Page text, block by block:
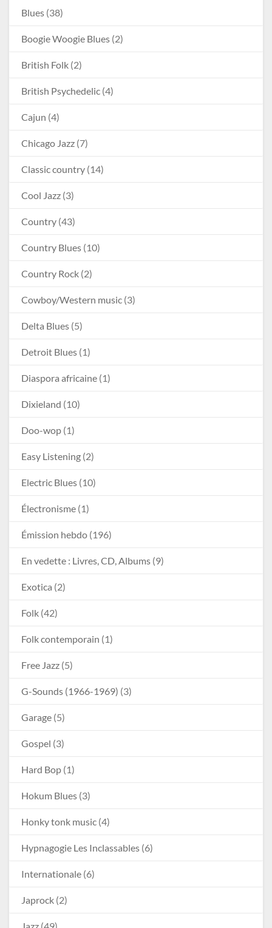
Blues (38)
Boogie Woogie Blues (2)
British Folk (2)
British Psychedelic (4)
Cajun (4)
Chicago Jazz (7)
Classic country (14)
Cool Jazz (3)
Country (43)
Country Blues (10)
Country Rock (2)
Cowboy/Western music (3)
Delta Blues (5)
Detroit Blues (1)
Diaspora africaine (1)
Dixieland (10)
Doo-wop (1)
Easy Listening (2)
Electric Blues (10)
Électronisme (1)
Émission hebdo (196)
En vedette : Livres, CD, Albums (9)
Exotica (2)
Folk (42)
Folk contemporain (1)
Free Jazz (5)
G-Sounds (1966-1969) (3)
Garage (5)
Gospel (3)
Hard Bop (1)
Hokum Blues (3)
Honky tonk music (4)
Hypnagogie Les Inclassables (6)
Internationale (6)
Japrock (2)